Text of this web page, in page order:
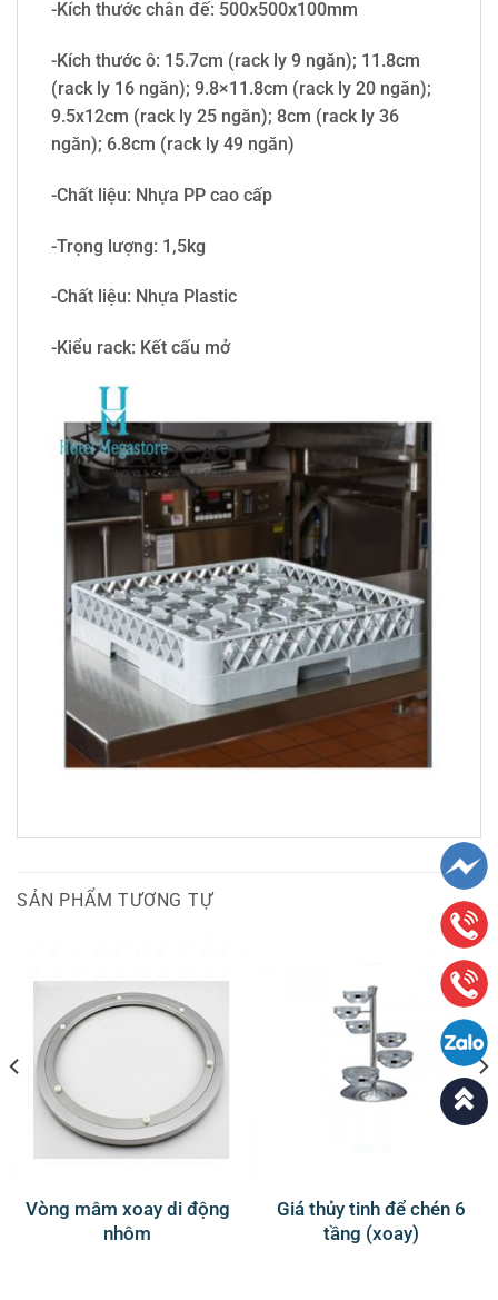
-Kích thước chân đế: 500x500x100mm
-Kích thước ô: 15.7cm (rack ly 9 ngăn); 11.8cm
(rack ly 16 ngăn); 9.8×11.8cm (rack ly 20 ngăn);
9.5x12cm (rack ly 25 ngăn); 8cm (rack ly 36
ngăn); 6.8cm (rack ly 49 ngăn)
-Chất liệu: Nhựa PP cao cấp
-Trọng lượng: 1,5kg
-Chất liệu: Nhựa Plastic
-Kiểu rack: Kết cấu mở
SẢN PHẨM TƯƠNG TỰ
Vòng mâm xoay di động
nhôm
Giá thủy tinh để chén 6
tầng (xoay)